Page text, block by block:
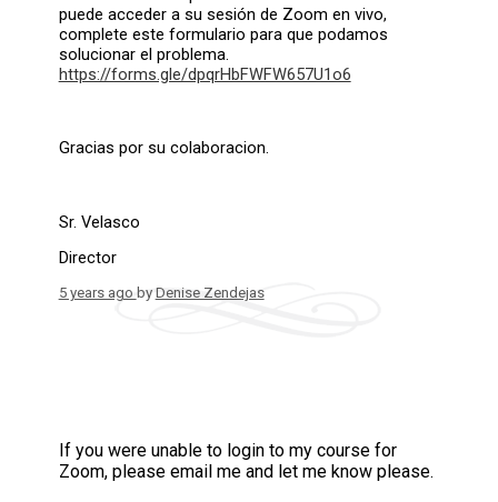
puede acceder a su sesión de Zoom en vivo,
complete este formulario para que podamos
solucionar el problema.
https://forms.gle/dpqrHbFWFW657U1o6
Gracias por su colaboracion.
Sr. Velasco
Director
5 years ago by Denise Zendejas
If you were unable to login to my course for
Zoom, please email me and let me know please.